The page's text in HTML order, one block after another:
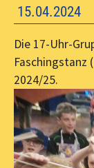
15.04.2024
Die 17-Uhr-
Faschingstanz
2024/25.